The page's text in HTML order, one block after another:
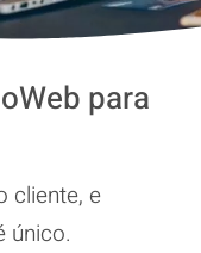
para
cliente, e
único.